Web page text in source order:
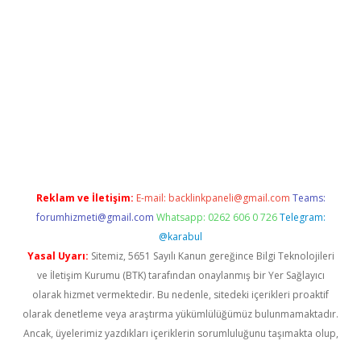
Reklam ve İletişim: E-mail: backlinkpaneli@gmail.com Teams:
forumhizmeti@gmail.com Whatsapp: 0262 606 0 726 Telegram:
@karabul
Yasal Uyarı: Sitemiz, 5651 Sayılı Kanun gereğince Bilgi Teknolojileri
ve İletişim Kurumu (BTK) tarafından onaylanmış bir Yer Sağlayıcı
olarak hizmet vermektedir. Bu nedenle, sitedeki içerikleri proaktif
olarak denetleme veya araştırma yükümlülüğümüz bulunmamaktadır.
Ancak, üyelerimiz yazdıkları içeriklerin sorumluluğunu taşımakta olup,